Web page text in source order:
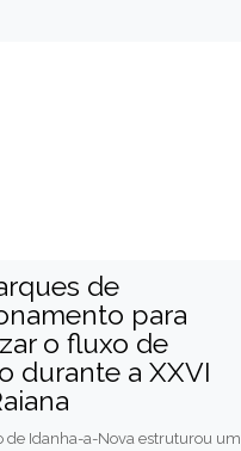
de
para
o fluxo de
durante a XXVI
de Idanha-a-Nova estruturou um